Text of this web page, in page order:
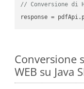
// Conversione di
Conversione
WEB su Java